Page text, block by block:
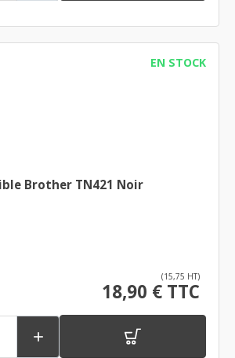
EN STOCK
Brother TN421 Noir
(15,75 HT)
18,90 € TTC
